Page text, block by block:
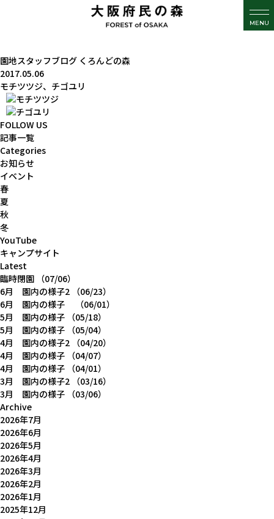
MENU
園地スタッフブログ くろんどの森
2017.05.06
モチツツジ、チゴユリ
FOLLOW US
記事一覧
Categories
お知らせ
イベント
春
夏
秋
冬
YouTube
キャンプサイト
Latest
臨時閉園 （07/06）
6月 園内の様子2 （06/23）
6月 園内の様子
（06/01）
5月 園内の様子 （05/18）
5月 園内の様子 （05/04）
4月 園内の様子2 （04/20）
4月 園内の様子 （04/07）
4月 園内の様子 （04/01）
3月 園内の様子2 （03/16）
3月 園内の様子 （03/06）
Archive
2026年7月
2026年6月
2026年5月
2026年4月
2026年3月
2026年2月
2026年1月
2025年12月